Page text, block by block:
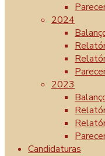
2024
2023
Candidaturas